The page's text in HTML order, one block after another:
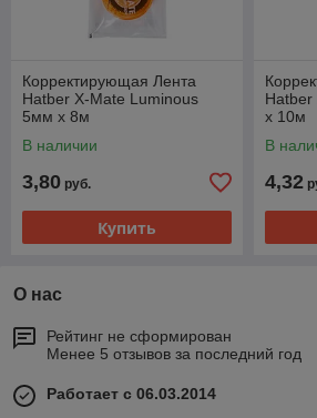
Корректирующая Лента
Hatber X-Mate Luminous
5мм x 8м
В наличии
3,80 руб.
Купить
x 10м
В
4,32
О нас
Рейтинг не сформирован
Менее 5 отзывов за последний год
Работает с 06.03.2014